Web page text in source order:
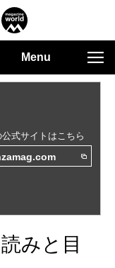
Menu
式サイトはこちら
みと目